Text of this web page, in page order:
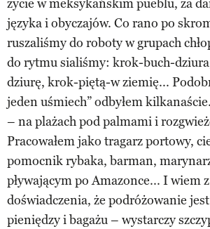
życie w meksykańskim pueblu, za
języka i obyczajów. Co rano po
ruszaliśmy do roboty w grupach
do rytmu sialiśmy: krok-buch-
dziurę, krok-piętą-w ziemię...
jeden uśmiech” odbyłem
– na plażach pod palmami i
Pracowałem jako tragarz portowy,
pomocnik rybaka, barman,
pływającym po Amazonce... I wiem
doświadczenia, że podróżowanie
pieniędzy i bagażu – wystarczy